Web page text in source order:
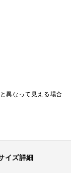
異なって見える場合
イズ詳細